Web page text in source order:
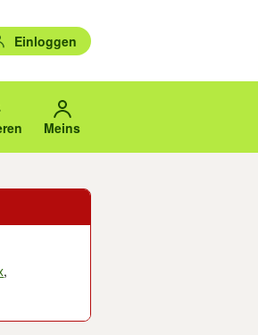
Einloggen
auswählen.
mit den Pfeiltasten nach oben/
Meins
,